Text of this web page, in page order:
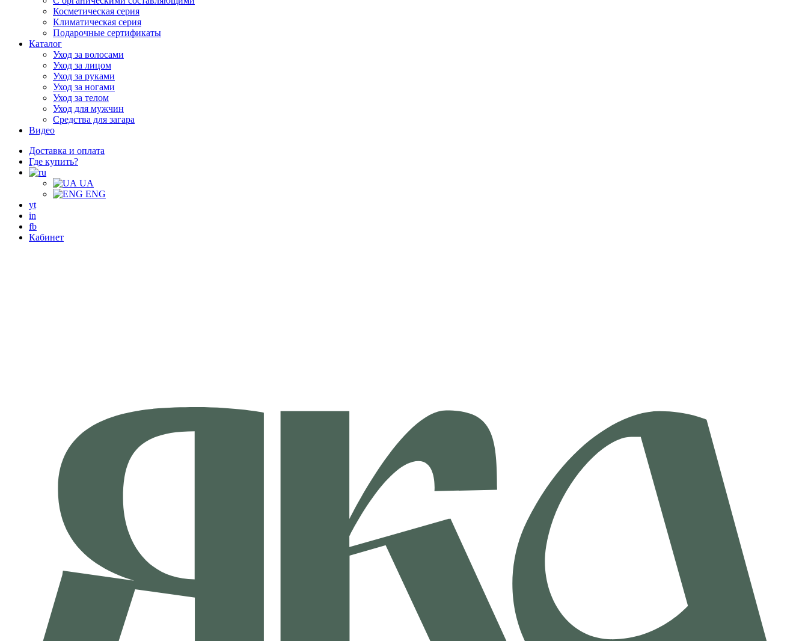
Косметическая серия
Климатическая серия
Подарочные сертификаты
Каталог
Уход за волосами
Уход за лицом
Уход за руками
Уход за ногами
Уход за телом
Уход для мужчин
Средства для загара
Видео
Доставка и оплата
Где купить?
UA
ENG
yt
in
fb
Кабинет